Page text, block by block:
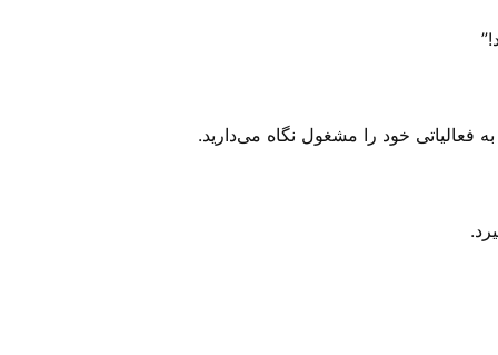
فعالیاتی خود را مشغول نگاه می‌‌دارید.